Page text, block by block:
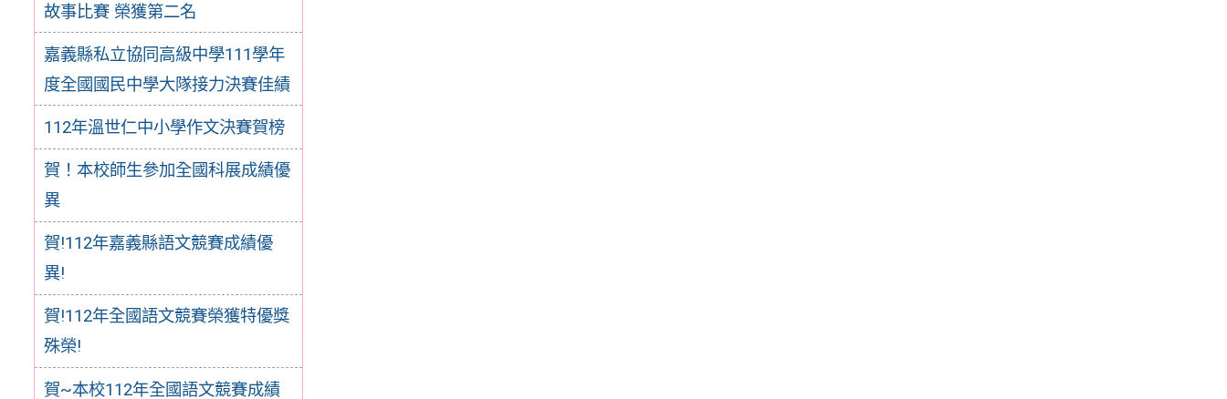
故事比賽 榮獲第二名
嘉義縣私立協同高級中學111學年
度全國國民中學大隊接力決賽佳績
112年溫世仁中小學作文決賽賀榜
賀！本校師生參加全國科展成績優
異
賀!112年嘉義縣語文競賽成績優
異!
賀!112年全國語文競賽榮獲特優獎
殊榮!
賀~本校112年全國語文競賽成績